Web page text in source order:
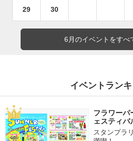
29 30
6月のイベントをすべ
イベントラン
フラワーパ
ェスティバ
スタンプラ